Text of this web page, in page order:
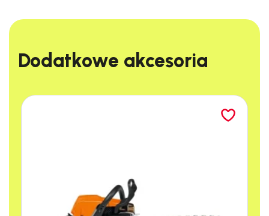
Dodatkowe akcesoria​